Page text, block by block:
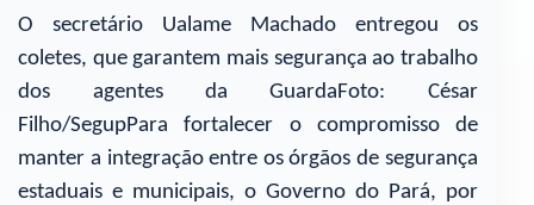
O secretário Ualame Machado entregou os
coletes, que garantem mais segurança ao trabalho
dos agentes da GuardaFoto: César
Filho/SegupPara fortalecer o compromisso de
manter a integração entre os órgãos de segurança
estaduais e municipais, o Governo do Pará, por